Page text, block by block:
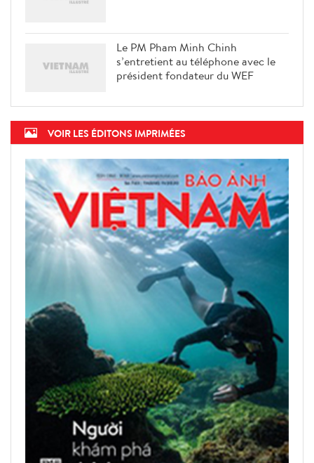
Le PM Pham Minh Chinh
s’entretient au téléphone avec le
président fondateur du WEF
VOIR LES ÉDITONS IMPRIMÉES